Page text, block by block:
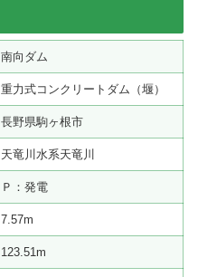
南向ダム
重力式コンクリートダム（堰）
長野県駒ヶ根市
天竜川水系天竜川
Ｐ：発電
7.57m
123.51m